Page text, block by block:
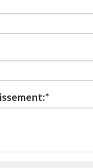
Le
innovants
Un
classiques et